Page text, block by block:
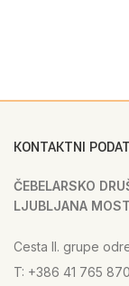
KONTAKTNI
ČEBELARSKO
LJUBLJANA
Cesta II. grupe
T: +386 41 765